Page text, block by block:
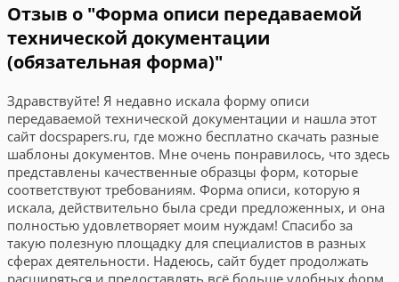
Отзыв о "Форма описи передаваемой
технической документации
(обязательная форма)"
Здравствуйте! Я недавно искала форму описи
передаваемой технической документации и нашла этот
сайт docspapers.ru, где можно бесплатно скачать разные
шаблоны документов. Мне очень понравилось, что здесь
представлены качественные образцы форм, которые
соответствуют требованиям. Форма описи, которую я
искала, действительно была среди предложенных, и она
полностью удовлетворяет моим нуждам! Спасибо за
такую полезную площадку для специалистов в разных
сферах деятельности. Надеюсь, сайт будет продолжать
расширяться и предоставлять всё больше удобных форм